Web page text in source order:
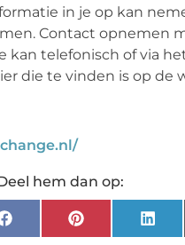
in je op kan
Contact opnemen
kan telefonisch of via
die te vinden is op de
hem dan op:
Facebook Pinterest